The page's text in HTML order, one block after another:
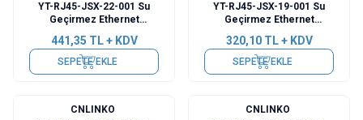
YT-RJ45-JSX-22-001 Su
Geçirmez Ethernet
441,35 TL + KDV
SEPETE EKLE
YT-RJ45-JSX-19-001 Su
Geçirmez Ethernet
320,10TL + KDV
SEPETE EKLE
CNLINKO
CNLINKO